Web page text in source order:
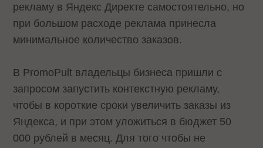
рекламу в Яндекс Директе самостоятельно, но
при большом расходе реклама принесла
минимальное количество заказов.
В PromoPult владельцы бизнеса пришли с
запросом запустить контекстную рекламу,
чтобы в короткие сроки увеличить заказы из
Яндекса, и при этом уложиться в бюджет 50
000 рублей в месяц. Для того чтобы не